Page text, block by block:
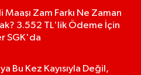
Maaşı Zam Farkı Ne Zaman
3.552 TL'lik Ödeme İçin
SGK'da
Bu Kez Kayısıyla Değil,